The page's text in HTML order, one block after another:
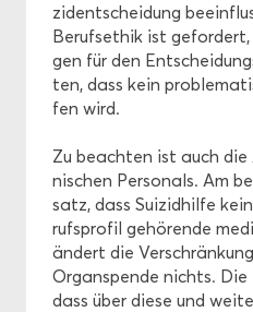
zid­ent­schei­dung
Be­rufs­ethik ist
gen für den
ten, dass kein
fen wird.
Zu be­ach­ten ist auch
ni­schen Per­so­nals. Am
satz, dass Sui­zid­hil­fe
rufs­pro­fil ge­hö­ren­de
än­dert die
Or­gan­spen­de nichts.
dass über diese und